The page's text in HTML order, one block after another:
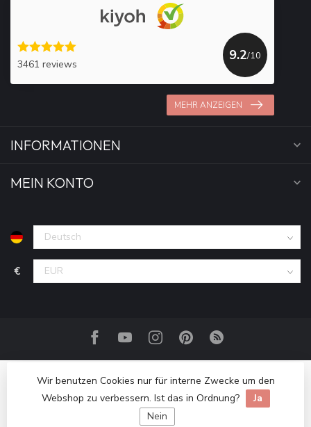
3461 reviews
9.2/10
MEHR ANZEIGEN
INFORMATIONEN
MEIN KONTO
€
Wir benutzen Cookies nur für interne Zwecke um den
Webshop zu verbessern. Ist das in Ordnung?
Ja
Nein